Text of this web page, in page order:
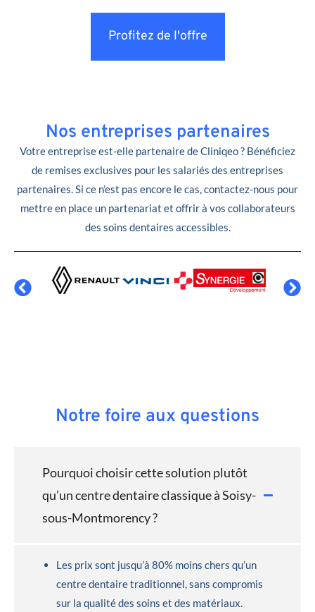
Profitez de l'offre
Nos entreprises partenaires
Votre entreprise est-elle partenaire de Cliniqeo ? Bénéficiez
de remises exclusives pour les salariés des entreprises
partenaires. Si ce n’est pas encore le cas, contactez-nous pour
mettre en place un partenariat et offrir à vos collaborateurs
des soins dentaires accessibles.
Notre foire aux questions
Pourquoi choisir cette solution plutôt
qu’un centre dentaire classique à Soisy-
sous-Montmorency ?
Les prix sont jusqu’à 80% moins chers qu’un
centre dentaire traditionnel, sans compromis
sur la qualité des soins et des matériaux.